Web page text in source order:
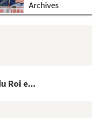
Archives
Roi e...